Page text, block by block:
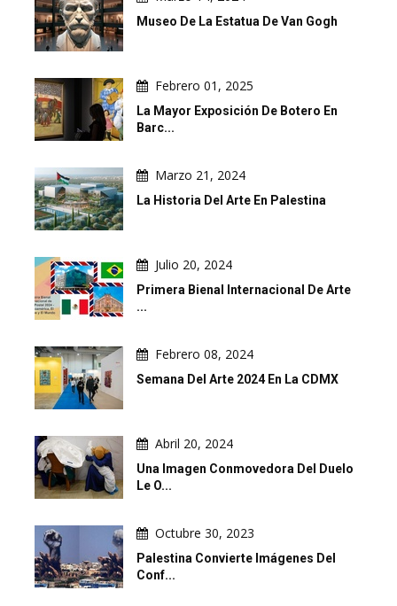
Museo De La Estatua De Van Gogh
Febrero 01, 2025
La Mayor Exposición De Botero En
Barc...
Marzo 21, 2024
La Historia Del Arte En Palestina
Julio 20, 2024
Primera Bienal Internacional De Arte
...
Febrero 08, 2024
Semana Del Arte 2024 En La CDMX
Abril 20, 2024
Una Imagen Conmovedora Del Duelo
Le O...
Octubre 30, 2023
Palestina Convierte Imágenes Del
Conf...